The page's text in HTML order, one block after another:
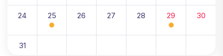
24 25 26 27 28 29 30
31